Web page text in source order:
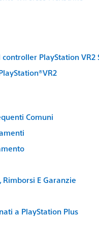
PlayStation VR2
Comuni
E Garanzie
a PlayStation Plus